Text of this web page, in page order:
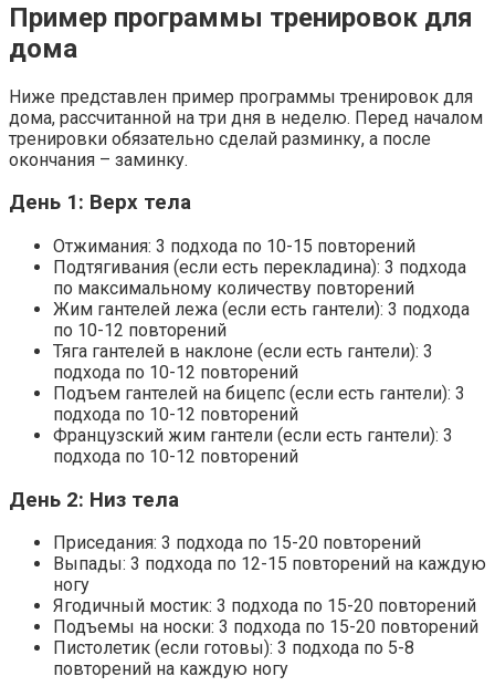
Пример программы тренировок для
дома
Ниже представлен пример программы тренировок для
дома, рассчитанной на три дня в неделю. Перед началом
тренировки обязательно сделай разминку, а после
окончания – заминку.
День 1: Верх тела
Отжимания: 3 подхода по 10-15 повторений
Подтягивания (если есть перекладина): 3 подхода
по максимальному количеству повторений
Жим гантелей лежа (если есть гантели): 3 подхода
по 10-12 повторений
Тяга гантелей в наклоне (если есть гантели): 3
подхода по 10-12 повторений
Подъем гантелей на бицепс (если есть гантели): 3
подхода по 10-12 повторений
Французский жим гантели (если есть гантели): 3
подхода по 10-12 повторений
День 2: Низ тела
Приседания: 3 подхода по 15-20 повторений
Выпады: 3 подхода по 12-15 повторений на каждую
ногу
Ягодичный мостик: 3 подхода по 15-20 повторений
Подъемы на носки: 3 подхода по 15-20 повторений
Пистолетик (если готовы): 3 подхода по 5-8
повторений на каждую ногу